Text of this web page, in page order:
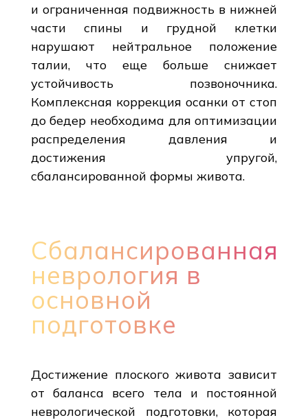
и ограниченная подвижность в нижней
части спины и грудной клетки
нарушают нейтральное положение
талии, что еще больше снижает
устойчивость позвоночника.
Комплексная коррекция осанки от стоп
до бедер необходима для оптимизации
распределения давления и
достижения упругой,
сбалансированной формы живота.
Сбалансированная
неврология в
основной
подготовке
Достижение плоского живота зависит
от баланса всего тела и постоянной
неврологической подготовки, которая